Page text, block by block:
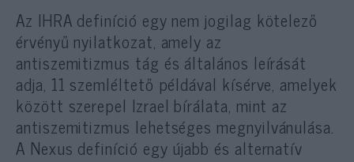
Az IHRA definíció egy nem jogilag kötelező
érvényű nyilatkozat, amely az
antiszemitizmus tág és általános leírását
adja, 11 szemléltető példával kísérve, amelyek
között szerepel Izrael bírálata, mint az
antiszemitizmus lehetséges megnyilvánulása.
A Nexus definíció egy újabb és alternatív